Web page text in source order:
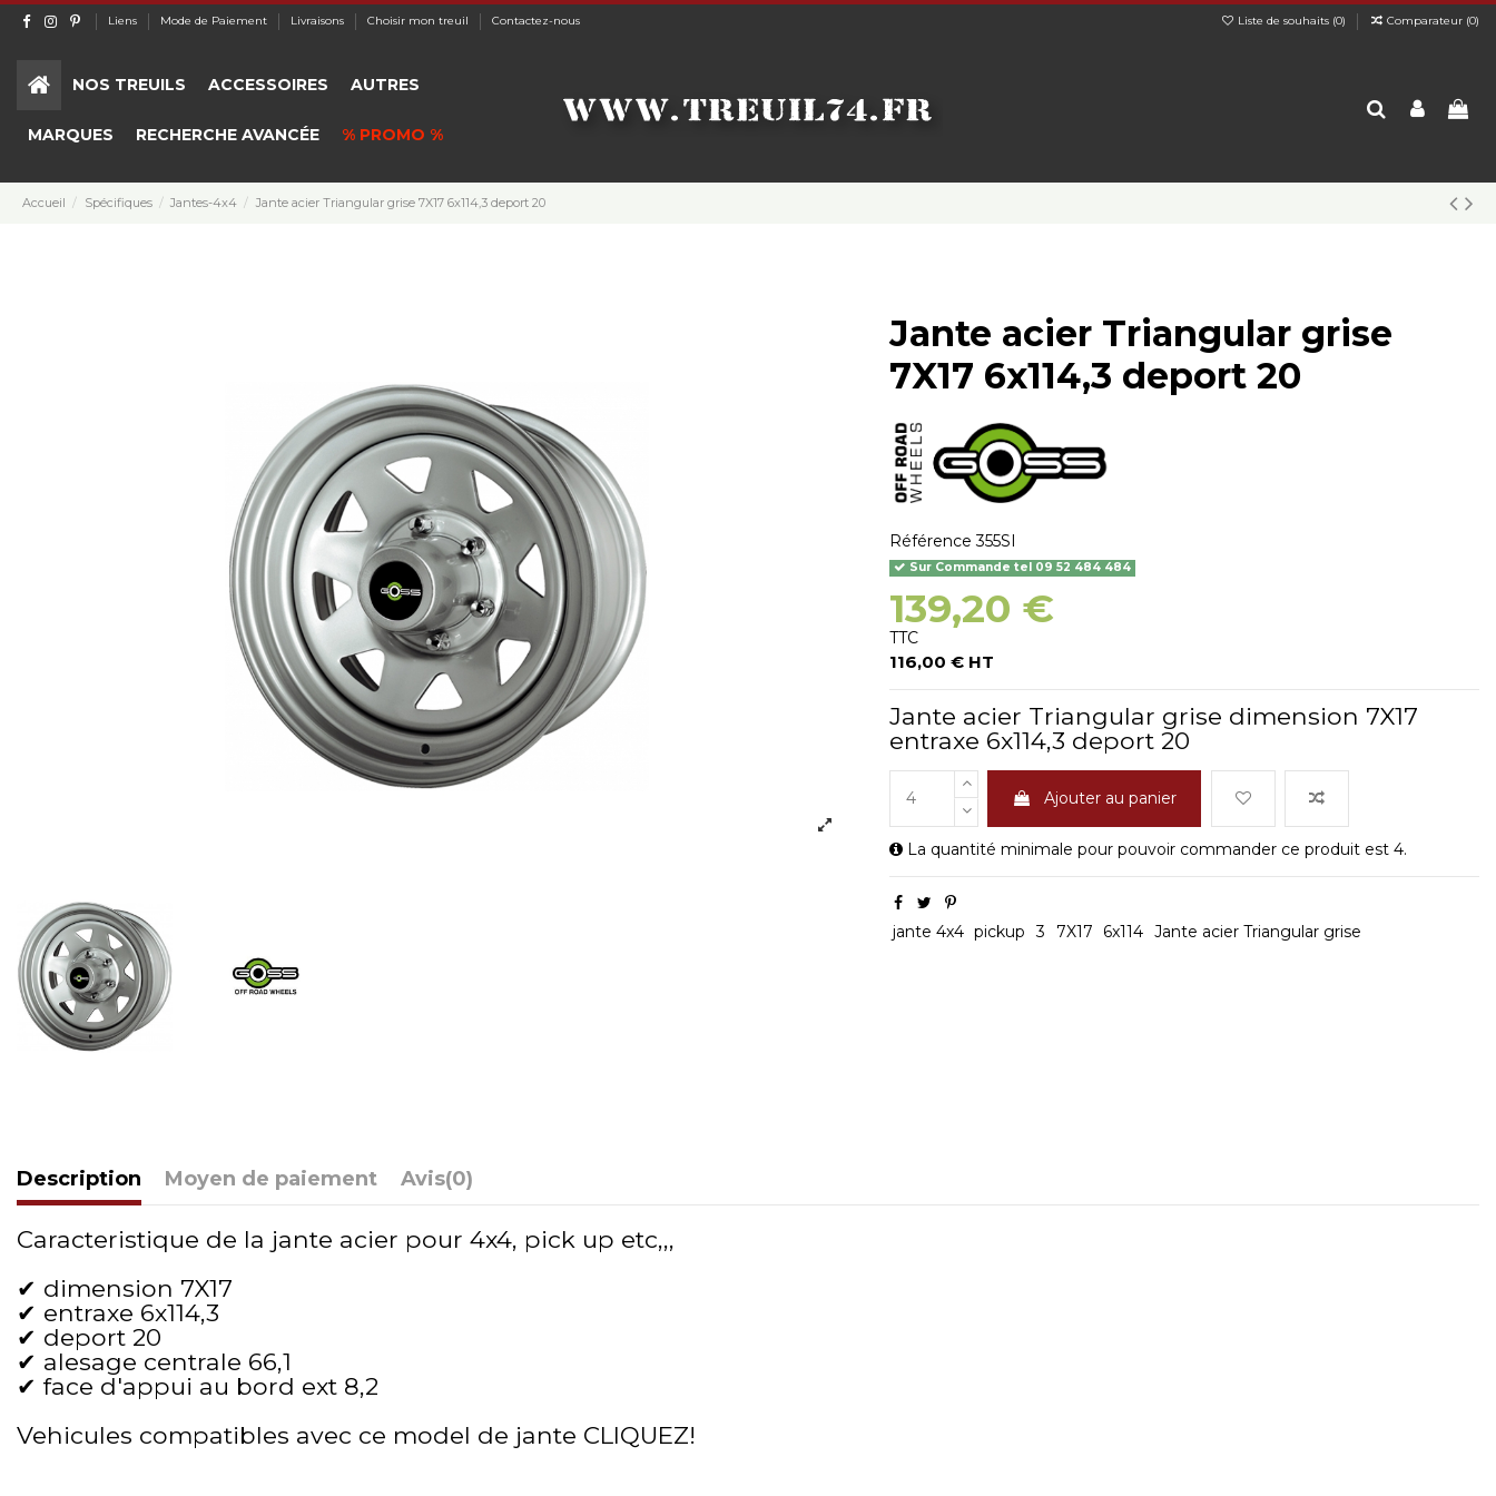
Liens Mode de Paiement Livraisons Choisir mon treuil Contactez-nous Liste de souhaits (0) Comparateur (0)
NOS TREUILS ACCESSOIRES AUTRES
MARQUES RECHERCHE AVANCÉE % PROMO %
Accueil Spécifiques Jantes-4x4 Jante acier Triangular grise 7X17 6x114,3 deport 20
Jante acier Triangular grise
7X17 6x114,3 deport 20
Référence 355SI
Sur Commande tel 09 52 484 484
139,20 €
TTC
116,00 € HT
Jante acier Triangular grise dimension 7X17
entraxe 6x114,3 deport 20
Ajouter au panier
La quantité minimale pour pouvoir commander ce produit est 4.
jante 4x4 pickup 3 7X17 6x114 Jante acier Triangular grise
Description Moyen de paiement Avis(0)
Caracteristique de la jante acier pour 4x4, pick up etc,,,
✔ dimension 7X17
✔ entraxe 6x114,3
✔ deport 20
✔ alesage centrale 66,1
✔ face d'appui au bord ext 8,2
Vehicules compatibles avec ce model de jante CLIQUEZ!